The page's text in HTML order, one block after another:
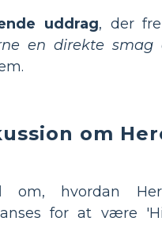
uddrag, der
en direkte smag
om
om, hvordan
for at være